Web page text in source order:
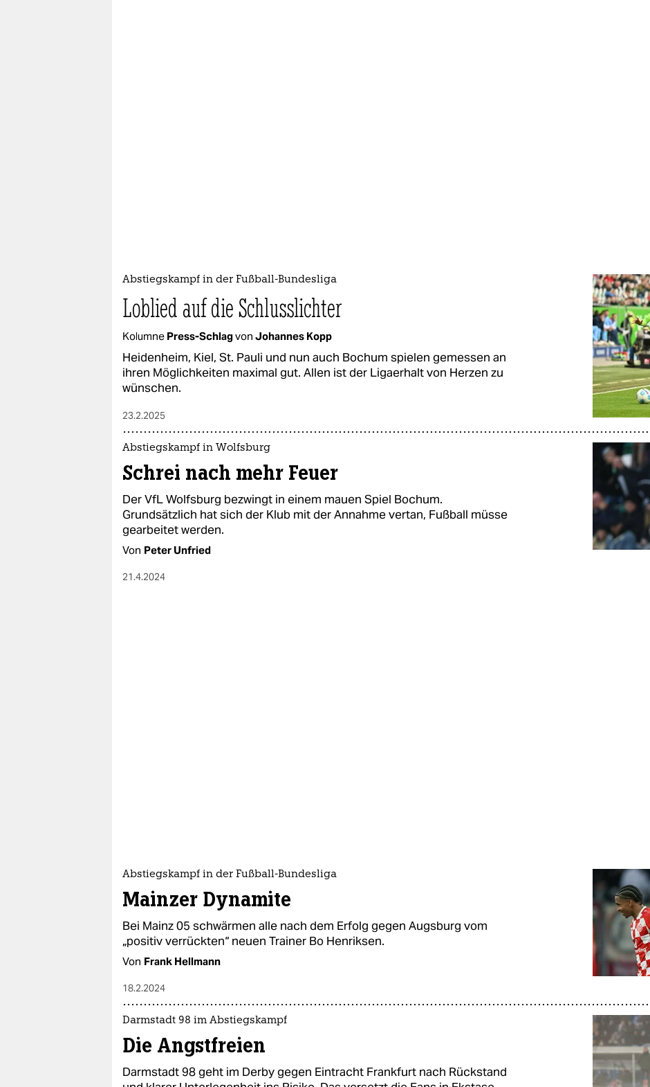
Abstiegskampf in der Fußball-Bundesliga
Loblied auf die Schlusslichter
Kolumne Press-Schlagvon Johannes Kopp
Heidenheim, Kiel, St. Pauli und nun auch Bochum spielen gemessen an
ihren Möglichkeiten maximal gut. Allen ist der Ligaerhalt von Herzen zu
wünschen.
23.2.2025
Abstiegskampf in Wolfsburg
Schrei nach mehr Feuer
Der VfL Wolfsburg bezwingt in einem mauen Spiel Bochum.
Grundsätzlich hat sich der Klub mit der Annahme vertan, Fußball müsse
gearbeitet werden.
Von Peter Unfried
21.4.2024
Abstiegskampf in der Fußball-Bundesliga
Mainzer Dynamite
Bei Mainz 05 schwärmen alle nach dem Erfolg gegen Augsburg vom
„positiv verrückten“ neuen Trainer Bo Henriksen.
Von Frank Hellmann
18.2.2024
Darmstadt 98 im Abstiegskampf
Die Angstfreien
Darmstadt 98 geht im Derby gegen Eintracht Frankfurt nach Rückstand